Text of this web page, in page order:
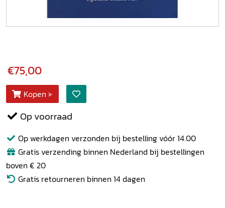
€75,00
Kopen
Op voorraad
Op werkdagen verzonden bij bestelling vóór 14.00
Gratis verzending binnen Nederland bij bestellingen
boven € 20
Gratis retourneren binnen 14 dagen